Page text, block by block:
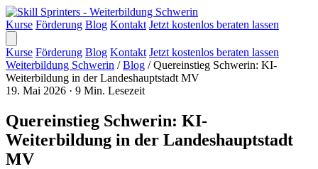
Kurse Förderung Blog Kontakt Jetzt kostenlos beraten lassen
Kurse Förderung Blog Kontakt Jetzt kostenlos beraten lassen
Weiterbildung Schwerin / Blog / Quereinstieg Schwerin: KI-
Weiterbildung in der Landeshauptstadt MV
19. Mai 2026 · 9 Min. Lesezeit
Quereinstieg Schwerin: KI-
Weiterbildung in der Landeshauptstadt
MV